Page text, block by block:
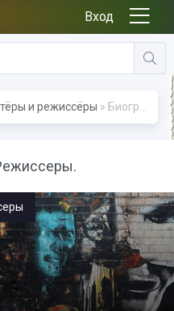
Вход
и режиссёры » Биография Алисы Шер - Режиссеры.